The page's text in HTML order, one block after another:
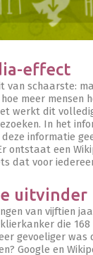
effect
van schaarste:
meer mensen
werkt dit
In het
informatie
ontstaat een
dat voor
uitvinder
van vijftien
die 168
gevoeliger
Google en